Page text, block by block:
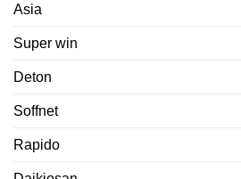
Asia
Super win
Deton
Soffnet
Rapido